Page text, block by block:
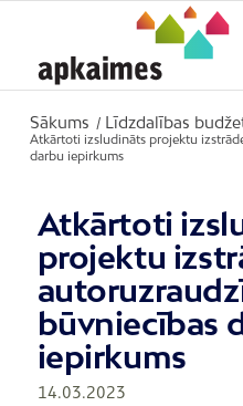
Sākums / Līdzdalības
Atkārtoti izsludināts projektu
darbu iepirkums
Atkārtoti
projektu
būvniecības
iepirkums
14.03.2023